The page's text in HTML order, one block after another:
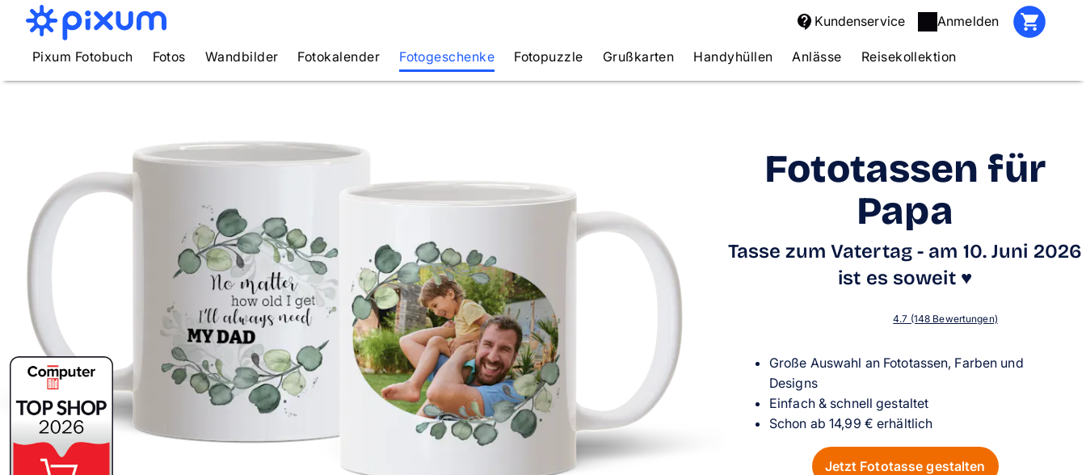
Kundenservice Anmelden
Pixum Fotobuch Fotos Wandbilder Fotokalender Fotogeschenke Fotopuzzle Grußkarten Handyhüllen Anlässe Reisekollektion
Fototassen für
Papa
Tasse zum Vatertag - am 10. Juni 2026
ist es soweit ♥
4.7 (148 Bewertungen)
Große Auswahl an Fototassen, Farben und
Designs
Einfach & schnell gestaltet
Schon ab 14,99 € erhältlich
Jetzt Fototasse gestalten